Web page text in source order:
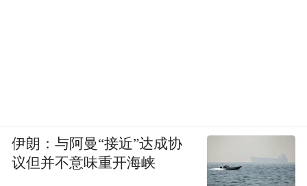
伊朗：与阿曼“接近”达成协
议但并不意味重开海峡